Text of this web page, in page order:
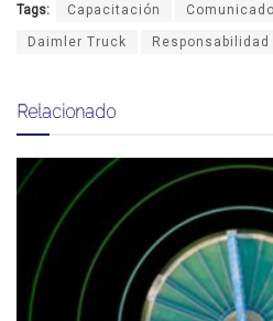
Tags: Capacitación
Daimler Truck Responsabilidad
Relacionado